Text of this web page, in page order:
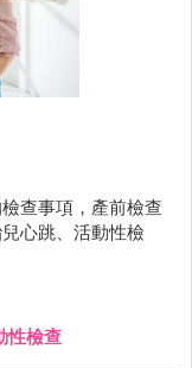
查事項，產前檢查
心跳、活動性檢
性檢查